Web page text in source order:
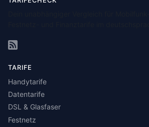
TARIFE
Handytarife
Datentarife
DSL & Glasfaser
Festnetz